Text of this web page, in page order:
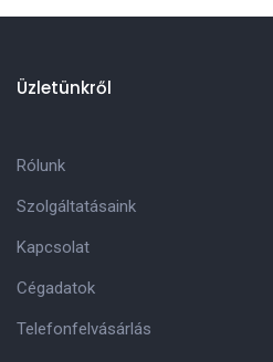
Üzletünkről
Rólunk
Szolgáltatásaink
Kapcsolat
Cégadatok
Telefonfelvásárlás